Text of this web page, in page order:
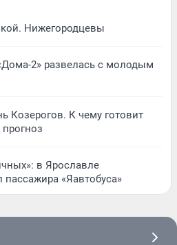
Нижегородцевы
2» развелась с молодым
Козерогов. К чему готовит
в Ярославле
«Яавтобуса»